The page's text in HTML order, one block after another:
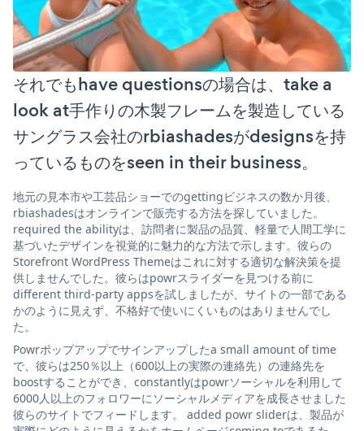
それでもhave questionsの場合は、take a
look at手作りの木製フレームを製造している
サングラス会社のrbiashadesがdesignsを持
っているものをseen in their business。
地元の見本市や工芸品ショーでのgettingビジネスの数か月後、
rbiashadesはオンラインで販売する方法を探していました。
required the abilityは、訪問者に製品の品質、軽量で人間工学に
基づいたデザインを視覚的に魅力的な方法で示します。彼らの
Storefront WordPress Themeはこれに対する適切な解決策を提
供しませんでした。彼らはpowrスライダーを見つける前に
different third-party appsを試しましたが、サイトの一部である
かのように見えず、不格好で使いにくいものはありませんでし
た。
Powrポップアップでサインアップしたa small amount of time
で、彼らは250％以上（600以上の実際の連絡先）の連絡先を
boostすることができ、constantlyはpowrソーシャルを利用して
6000人以上のフォロワーにソーシャルメディアを成長させました
彼らのサイトでフィードします。 added powr sliderは、製品が